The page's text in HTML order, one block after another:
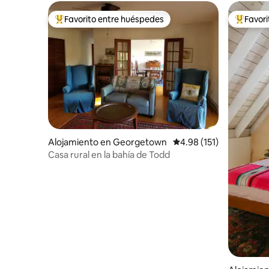
Favorito entre huéspedes preferido
Favorito entre huéspedes
Alojamiento en Georgetown Calificación promedio:
4.98 (151)
Casa rural en la bahía de Todd
Favorito